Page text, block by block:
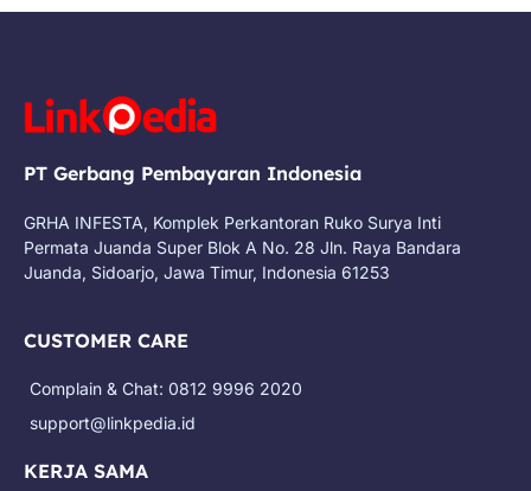
PT Gerbang Pembayaran Indonesia
GRHA INFESTA, Komplek Perkantoran Ruko Surya Inti
Permata Juanda Super Blok A No. 28 Jln. Raya Bandara
Juanda, Sidoarjo, Jawa Timur, Indonesia 61253
CUSTOMER CARE
Complain & Chat: 0812 9996 2020
support@linkpedia.id
KERJA SAMA